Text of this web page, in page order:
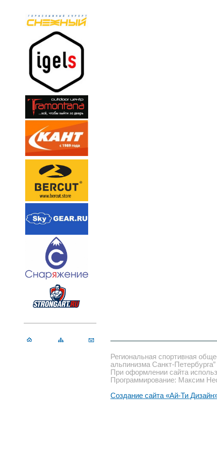
Региональная спортивная
альпинизма Санкт-Петербурга”
При оформлении сайта
Программирование: Максим
Создание сайта «Ай-Ти